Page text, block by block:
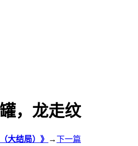
，龙走纹
大结局）》 →下一篇